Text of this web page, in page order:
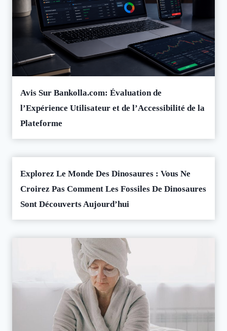
Avis Sur Bankolla.com: Évaluation de
l’Expérience Utilisateur et de l’Accessibilité de la
Plateforme
Explorez Le Monde Des Dinosaures : Vous Ne
Croirez Pas Comment Les Fossiles De Dinosaures
Sont Découverts Aujourd’hui